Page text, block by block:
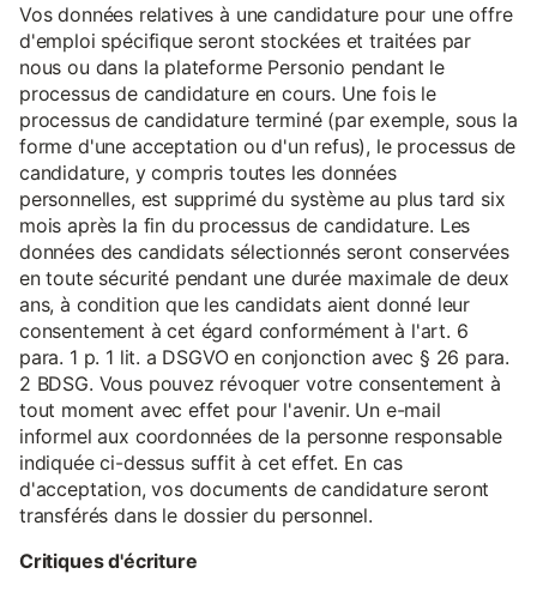
Vos données relatives à une candidature pour une offre
d'emploi spécifique seront stockées et traitées par
nous ou dans la plateforme Personio pendant le
processus de candidature en cours. Une fois le
processus de candidature terminé (par exemple, sous la
forme d'une acceptation ou d'un refus), le processus de
candidature, y compris toutes les données
personnelles, est supprimé du système au plus tard six
mois après la fin du processus de candidature. Les
données des candidats sélectionnés seront conservées
en toute sécurité pendant une durée maximale de deux
ans, à condition que les candidats aient donné leur
consentement à cet égard conformément à l'art. 6
para. 1 p. 1 lit. a DSGVO en conjonction avec § 26 para.
2 BDSG. Vous pouvez révoquer votre consentement à
tout moment avec effet pour l'avenir. Un e-mail
informel aux coordonnées de la personne responsable
indiquée ci-dessus suffit à cet effet. En cas
d'acceptation, vos documents de candidature seront
transférés dans le dossier du personnel.
Critiques d'écriture